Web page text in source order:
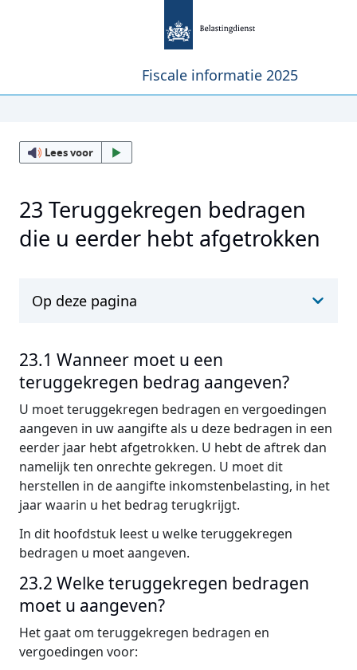
Fiscale informatie 2025
Lees voor
23 Teruggekregen bedragen
die u eerder hebt afgetrokken
Op deze pagina
23.1 Wanneer moet u een
teruggekregen bedrag aangeven?
U moet teruggekregen bedragen en vergoedingen
aangeven in uw aangifte als u deze bedragen in een
eerder jaar hebt afgetrokken. U hebt de aftrek dan
namelijk ten onrechte gekregen. U moet dit
herstellen in de aangifte inkomstenbelasting, in het
jaar waarin u het bedrag terugkrijgt.
In dit hoofdstuk leest u welke teruggekregen
bedragen u moet aangeven.
23.2 Welke teruggekregen bedragen
moet u aangeven?
Het gaat om teruggekregen bedragen en
vergoedingen voor: